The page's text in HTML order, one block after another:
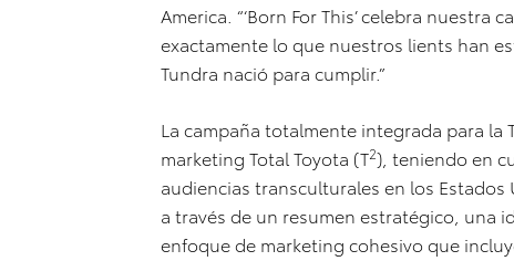
America. “‘Born For This’ celebra
exactamente lo que nuestros lients han
Tundra nació para cumplir.”
La campaña totalmente integrada para
marketing Total Toyota (T2), teniendo en
audiencias transculturales en los
a través de un resumen estratégico, una
enfoque de marketing cohesivo que